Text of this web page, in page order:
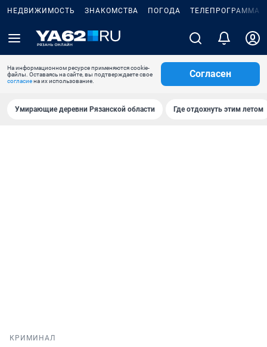
НЕДВИЖИМОСТЬ ЗНАКОМСТВА ПОГОДА ТЕЛЕПРОГРАММА
На информационном ресурсе применяются cookie-
файлы. Оставаясь на сайте, вы подтверждаете свое
согласиена их использование.
Согласен
Умирающие деревни Рязанской области Где отдохнуть этим летом
КРИМИНАЛ